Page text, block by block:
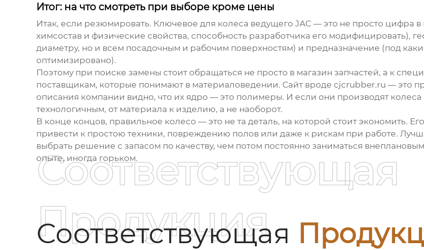
Итог: на что смотреть при выборе кроме цены
Итак, если резюмировать. Ключевое для колеса ведущего JAC— это не просто цифра в
химсостав и физические свойства, способность разработчика его модифицировать),
диаметру, но и всем посадочным и рабочим поверхностям) и предназначение (под
оптимизировано).
Поэтому при поиске замены стоит обращаться не просто в магазин запчастей, а к
поставщикам, которые понимают в материаловедении. Сайт вроде cjcrubber.ru — это
описания компании видно, что их ядро — это полимеры. И если они производят
технологичным, от материала к изделию, а не наоборот.
В конце концов, правильное колесо — это не та деталь, на которой стоит экономить.
привести к простою техники, повреждению полов или даже к рискам при работе.
выбрать решение с запасом по качеству, чем потом постоянно заниматься
опыте, иногда горьком.
Соответствующая
Соответствующая
Продукция